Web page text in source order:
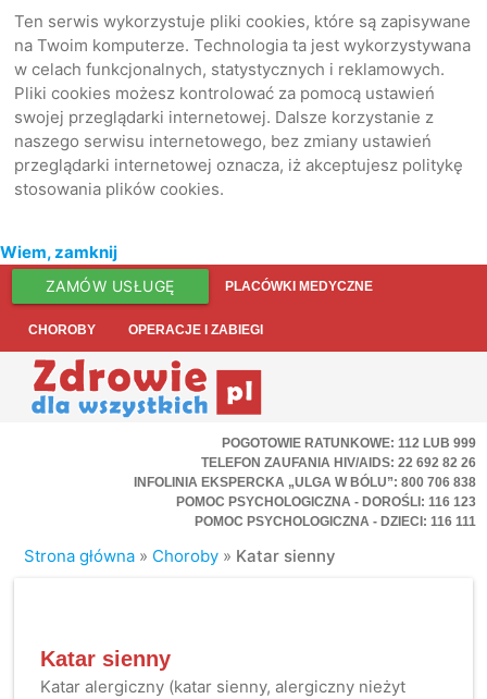
Ten serwis wykorzystuje pliki cookies, które są zapisywane
na Twoim komputerze. Technologia ta jest wykorzystywana
w celach funkcjonalnych, statystycznych i reklamowych.
Pliki cookies możesz kontrolować za pomocą ustawień
swojej przeglądarki internetowej. Dalsze korzystanie z
naszego serwisu internetowego, bez zmiany ustawień
przeglądarki internetowej oznacza, iż akceptujesz politykę
stosowania plików cookies.
Wiem, zamknij
ZAMÓW USŁUGĘ PLACÓWKI MEDYCZNE
CHOROBY OPERACJE I ZABIEGI
POGOTOWIE RATUNKOWE: 112 LUB 999
TELEFON ZAUFANIA HIV/AIDS: 22 692 82 26
INFOLINIA EKSPERCKA „ULGA W BÓLU”: 800 706 838
POMOC PSYCHOLOGICZNA - DOROŚLI: 116 123
POMOC PSYCHOLOGICZNA - DZIECI: 116 111
Strona główna » Choroby » Katar sienny
Katar sienny
Katar alergiczny (katar sienny, alergiczny nieżyt